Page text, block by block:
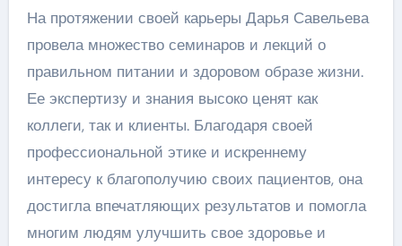
На протяжении своей карьеры Дарья Савельева
провела множество семинаров и лекций о
правильном питании и здоровом образе жизни.
Ее экспертизу и знания высоко ценят как
коллеги, так и клиенты. Благодаря своей
профессиональной этике и искреннему
интересу к благополучию своих пациентов, она
достигла впечатляющих результатов и помогла
многим людям улучшить свое здоровье и